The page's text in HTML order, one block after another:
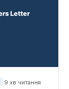
9 хв читання